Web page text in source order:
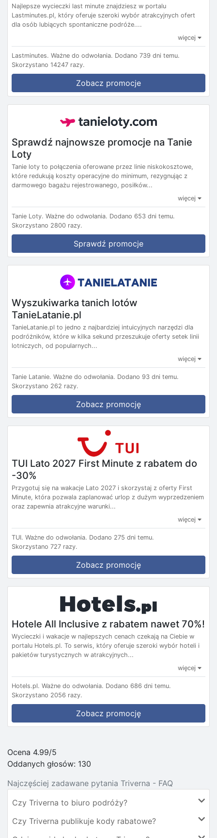
Najlepsze wycieczki last minute znajdziesz w portalu
Lastminutes.pl, który oferuje szeroki wybór atrakcyjnych ofert
dla osób lubiących spontaniczne podróże....
więcej
Lastminutes. Ważne do odwołania. Dodano 739 dni temu.
Skorzystano 14247 razy.
Zobacz promocje
Sprawdź najnowsze promocje na Tanie
Loty
Tanie loty to połączenia oferowane przez linie niskokosztowe,
które redukują koszty operacyjne do minimum, rezygnując z
darmowego bagażu rejestrowanego, posiłków...
więcej
Tanie Loty. Ważne do odwołania. Dodano 653 dni temu.
Skorzystano 2800 razy.
Sprawdź promocje
Wyszukiwarka tanich lotów
TanieLatanie.pl
TanieLatanie.pl to jedno z najbardziej intuicyjnych narzędzi dla
podróżników, które w kilka sekund przeszukuje oferty setek linii
lotniczych, od popularnych...
więcej
Tanie Latanie. Ważne do odwołania. Dodano 93 dni temu.
Skorzystano 262 razy.
Zobacz promocję
TUI Lato 2027 First Minute z rabatem do
-30%
Przygotuj się na wakacje Lato 2027 i skorzystaj z oferty First
Minute, która pozwala zaplanować urlop z dużym wyprzedzeniem
oraz zapewnia atrakcyjne warunki...
więcej
TUI. Ważne do odwołania. Dodano 275 dni temu.
Skorzystano 727 razy.
Zobacz promocję
Hotele All Inclusive z rabatem nawet 70%!
Wycieczki i wakacje w najlepszych cenach czekają na Ciebie w
portalu Hotels.pl. To serwis, który oferuje szeroki wybór hoteli i
pakietów turystycznych w atrakcyjnych...
więcej
Hotels.pl. Ważne do odwołania. Dodano 686 dni temu.
Skorzystano 2056 razy.
Zobacz promocję
Ocena 4.99/5
Oddanych głosów: 130
Najczęściej zadawane pytania Triverna - FAQ
Czy Triverna to biuro podróży?
Czy Triverna publikuje kody rabatowe?